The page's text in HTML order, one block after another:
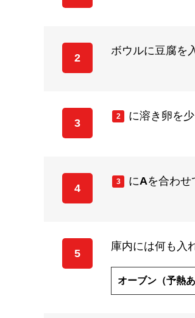
2
ボウルに豆腐を
3
2 に溶き卵を
4
3 にAを合わせ
5
庫内には何も入
オーブン（予熱